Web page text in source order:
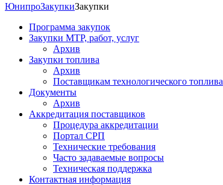
ЮнипроЗакупкиЗакупки
Программа закупок
Закупки МТР, работ, услуг
Архив
Закупки топлива
Архив
Поставщикам технологического топлива
Документы
Архив
Аккредитация поставщиков
Процедура аккредитации
Портал СРП
Технические требования
Часто задаваемые вопросы
Техническая поддержка
Контактная информация